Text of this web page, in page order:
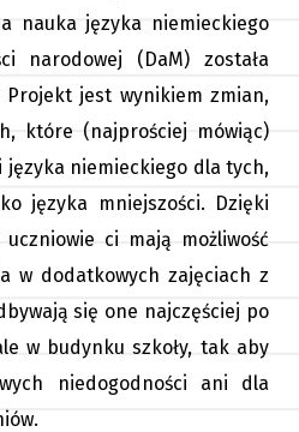
nauka języka niemieckiego
narodowej (DaM) została
Projekt jest wynikiem zmian,
które (najprościej mówiąc)
języka niemieckiego dla tych,
języka mniejszości. Dzięki
ci mają możliwość
w dodatkowych zajęciach z
się one najczęściej po
w budynku szkoły, tak aby
niedogodności ani dla